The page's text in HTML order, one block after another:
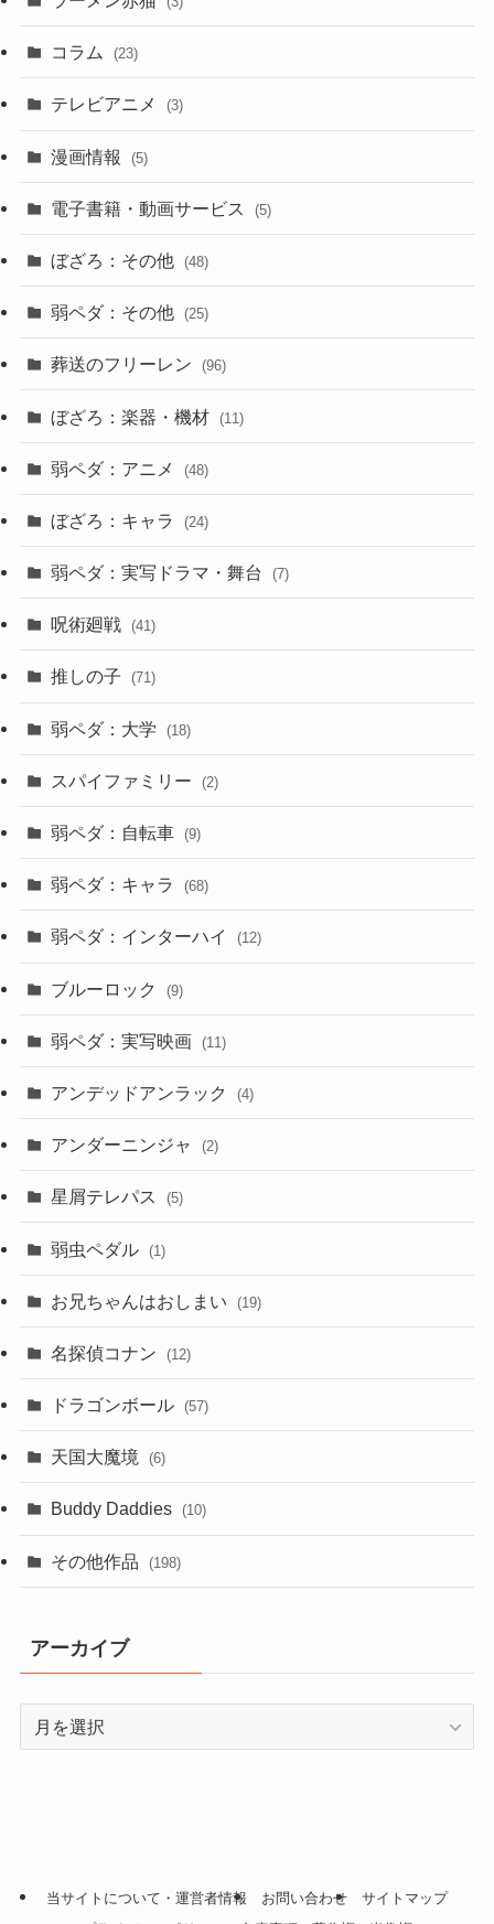
コラム (23)
テレビアニメ (3)
漫画情報 (5)
電子書籍・動画サービス (5)
ぼざろ：その他 (48)
弱ペダ：その他 (25)
葬送のフリーレン (96)
ぼざろ：楽器・機材 (11)
弱ペダ：アニメ (48)
ぼざろ：キャラ (24)
弱ペダ：実写ドラマ・舞台 (7)
呪術廻戦 (41)
推しの子 (71)
弱ペダ：大学 (18)
スパイファミリー (2)
弱ペダ：自転車 (9)
弱ペダ：キャラ (68)
弱ペダ：インターハイ (12)
ブルーロック (9)
弱ペダ：実写映画 (11)
アンデッドアンラック (4)
アンダーニンジャ (2)
星屑テレパス (5)
弱虫ペダル (1)
お兄ちゃんはおしまい (19)
名探偵コナン (12)
ドラゴンボール (57)
天国大魔境 (6)
Buddy Daddies (10)
その他作品 (198)
アーカイブ
当サイトについて・運営者情報 お問い合わせ
サイトマップ